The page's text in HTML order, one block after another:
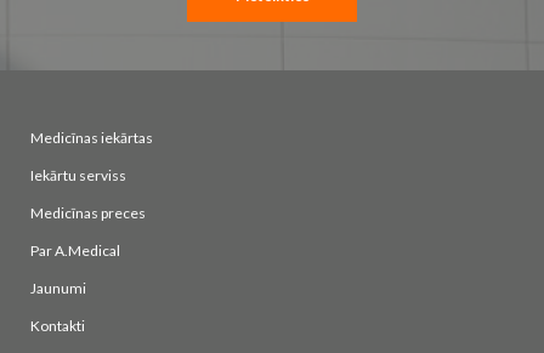
Medicīnas iekārtas
Iekārtu serviss
Medicīnas preces
Par A.Medical
Jaunumi
Kontakti